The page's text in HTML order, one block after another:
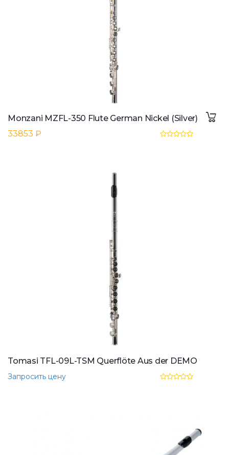
Monzani MZFL-350 Flute German Nickel (Silver)
33853 ₽
Tomasi TFL-09L-TSM Querflöte Aus der DEMO
Запросить цену